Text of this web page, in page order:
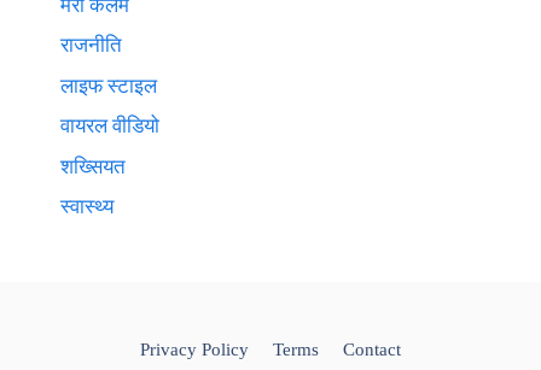
मेरी कलम
राजनीति
लाइफ स्टाइल
वायरल वीडियो
शख्सियत
स्वास्थ्य
Privacy Policy Terms Contact